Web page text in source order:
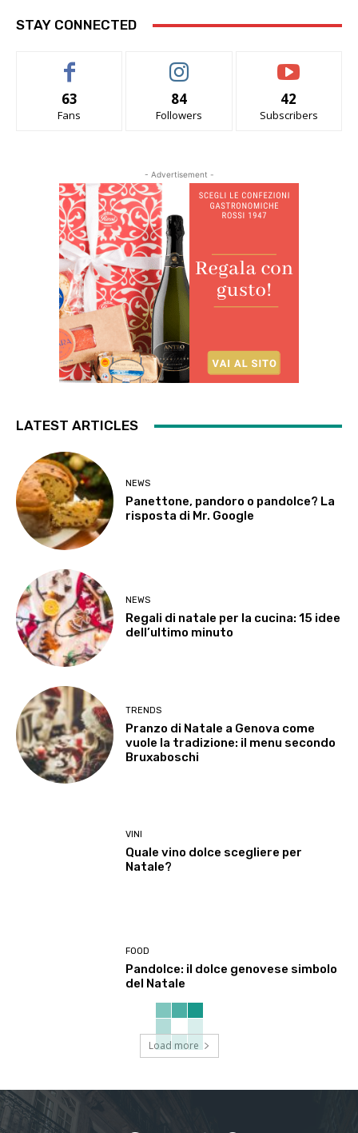
STAY CONNECTED
63
Fans
84
Followers
42
Subscribers
- Advertisement -
LATEST ARTICLES
NEWS
Panettone, pandoro o pandolce? La
risposta di Mr. Google
NEWS
Regali di natale per la cucina: 15 idee
dell’ultimo minuto
TRENDS
Pranzo di Natale a Genova come
vuole la tradizione: il menu secondo
Bruxaboschi
VINI
Quale vino dolce scegliere per
Natale?
FOOD
Pandolce: il dolce genovese simbolo
del Natale
Load more